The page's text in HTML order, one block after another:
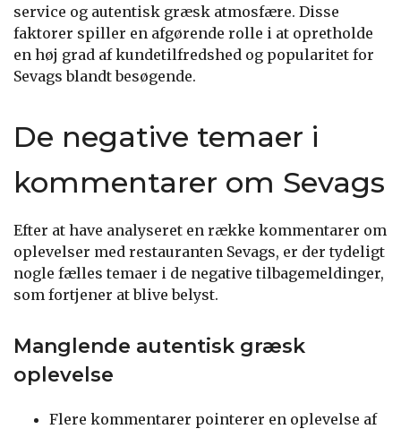
service og autentisk græsk atmosfære. Disse
faktorer spiller en afgørende rolle i at opretholde
en høj grad af kundetilfredshed og popularitet for
Sevags blandt besøgende.
De negative temaer i
kommentarer om Sevags
Efter at have analyseret en række kommentarer om
oplevelser med restauranten Sevags, er der tydeligt
nogle fælles temaer i de negative tilbagemeldinger,
som fortjener at blive belyst.
Manglende autentisk græsk
oplevelse
Flere kommentarer pointerer en oplevelse af